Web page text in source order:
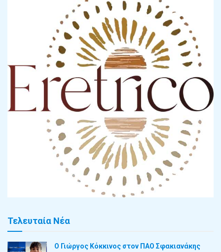
Τελευταία Νέα
Ο Γιώργος Κόκκινος στον ΠΑΟ Σφακιανάκης